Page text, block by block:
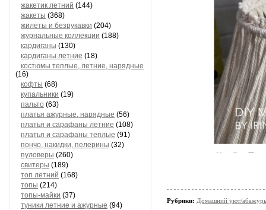
жакетик летний (144)
жакеты (368)
жилеты и безрукавки (204)
журнальные коллекции (188)
кардиганы (130)
кардиганы летние (18)
костюмы теплые, летние, нарядные
(16)
кофты (68)
купальники (19)
пальто (63)
платья ажурные, нарядные (56)
платья и сарафаны летние (108)
платья и сарафаны теплые (91)
пончо, накидки, пелерины (32)
пуловеры (260)
свитеры (189)
топ летний (168)
топы (214)
топы-майки (37)
туники летние и ажурные (94)
Рубрики: Домашний уют/